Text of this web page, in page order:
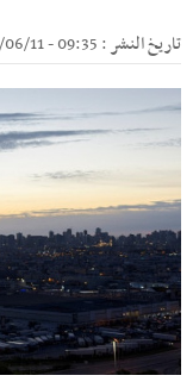
تاريخ النشر : 09:35 - 2026/06/11